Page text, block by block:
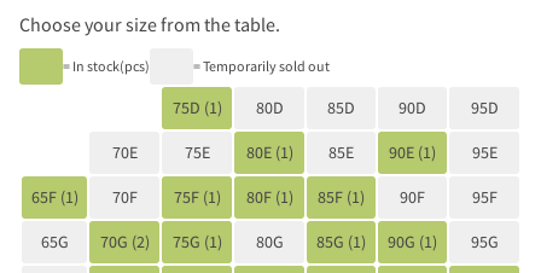
Choose your size from the table.
= In stock(pcs) = Temporarily sold out
75D (1) 80D 85D 90D 95D
70E 75E 80E (1) 85E 90E (1) 95E
65F (1) 70F 75F (1) 80F (1) 85F (1) 90F 95F
65G 70G (2) 75G (1) 80G 85G (1) 90G (1) 95G